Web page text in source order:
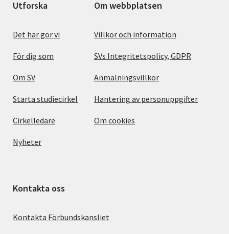
Utforska
Det här gör vi
För dig som
Om SV
Starta studiecirkel
Cirkelledare
Nyheter
Om webbplatsen
Villkor och information
SVs Integritetspolicy, GDPR
Anmälningsvillkor
Hantering av personuppgifter
Om cookies
Kontakta oss
Kontakta Förbundskansliet